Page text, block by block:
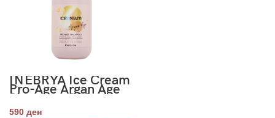
INEBRYA Ice Cream
Pro-Age Argan Age
Shampoo 300ml
590 ден